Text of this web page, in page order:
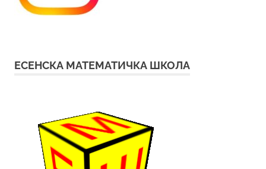
ЕСЕНСКА МАТЕМАТИЧКА ШКОЛА